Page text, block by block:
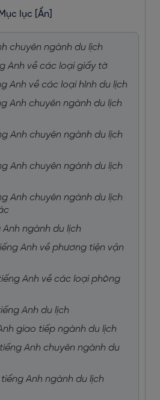
Mục lục [Ẩn]
chuyên ngành du lịch
Anh về các loại giấy tờ
Anh về các loại hình du lịch
Anh chuyên ngành du lịch
Anh chuyên ngành du lịch
Anh chuyên ngành du lịch
Anh chuyên ngành du lịch
ngành du lịch
Anh về phương tiện vận
Anh về các loại phòng
Anh du lịch
giao tiếp ngành du lịch
Anh chuyên ngành du
Anh ngành du lịch